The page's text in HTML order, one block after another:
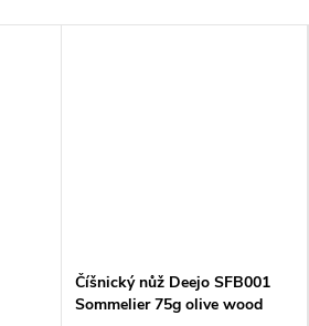
Číšnický nůž Deejo SFB001
Sommelier 75g olive wood